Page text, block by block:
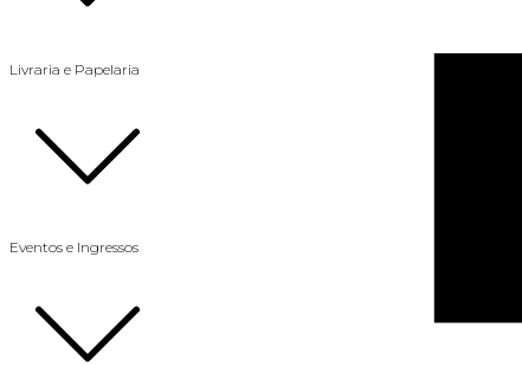
Livraria e Papelaria
Eventos e Ingressos